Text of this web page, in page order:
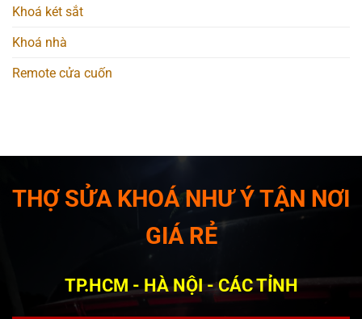
Khoá két sắt
Khoá nhà
Remote cửa cuốn
THỢ SỬA KHOÁ NHƯ Ý TẬN NƠI
GIÁ RẺ
TP.HCM - HÀ NỘI - CÁC TỈNH